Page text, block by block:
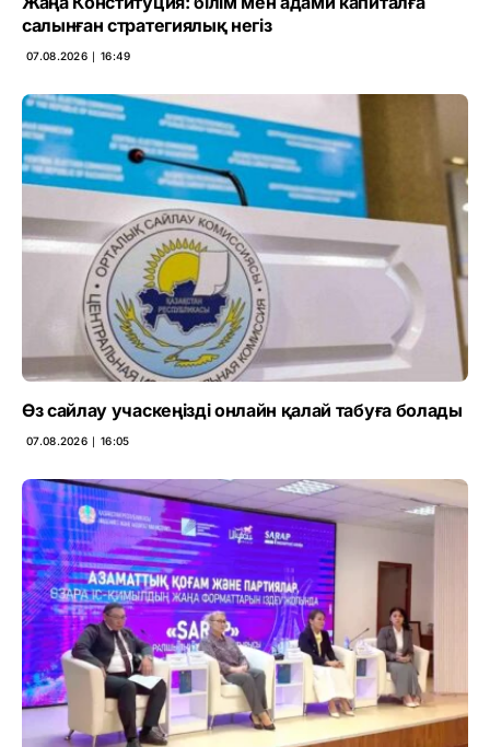
салынған стратегиялық негіз
07.08.2026 ∣ 16:49
Өз сайлау учаскеңізді онлайн қалай табуға болады
07.08.2026 ∣ 16:05